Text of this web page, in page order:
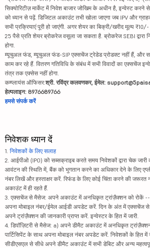
सिक्योरिटीज़ मार्केट में निवेश बाजार जोखिम के अधीन है, इन्वेस्ट करने
को ध्यान से पढ़ें. डिजिटल अकाउंट तभी खोला जाएगा जब IPV और
सभी प्रक्रियाएं पूरी हो जाएंगी. अगर शेयर का बिक्री/खरीद मूल्य
25 पैसे प्रति शेयर ब्रोकरेज वसूला जा सकता है. ब्रोकरेज SEBI द्वारा
होगा.
म्यूचुअल फंड, म्यूचुअल फंड-SIP एक्सचेंज ट्रेडेड प्रोडक्ट नहीं हैं, और
काम कर रहे हैं. वितरण गतिविधि के संबंध में सभी विवादों का एक्सचेंज
तंत्र तक एक्सेस नहीं होगा.
कम्प्लायंस ऑफिसर:श्री. रविंद्र कलवणकर, ईमेल:
हेल्पलाइन: 8976689766
हमसे संपर्क करें
निवेशक ध्यान दें
1. निवेशकों के लिए सलाह
2. आईपीओ (IPO) को सब्सक्राइब करते समय निवेशकों द्वारा चेक
आवंटन की स्थिति में, बैंक को भुगतान करने का अधिकार देने के लिए
नंबर लिखें और हस्ताक्षर करें. रिफंड के लिए कोई चिंता करने की जरूरत
अकाउंट में ही रहते हैं.
3. एक्सचेंज से मैसेज: अपने अकाउंट में अनधिकृत ट्रांज़ैक्शन को रोकें
अपना मोबाइल नंबर/ईमेल आईडी अपडेट करें. दिन के अंत में एक्सचेंज
अपने ट्रांज़ैक्शन की जानकारी प्राप्त करें. इन्वेस्टर के हित में जारी.
4. डिपॉज़िटरी से मैसेज: a) अपने डीमैट अकाउंट में अनधिकृत
पार्टिसिपेंट के साथ अपना मोबाइल नंबर अपडेट करें. निवेशकों के हित में
सीडीएसएल से सीधे अपने डीमैट अकाउंट में सभी डेबिट और अन्य